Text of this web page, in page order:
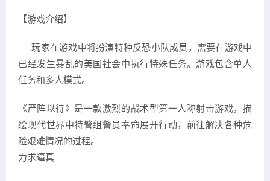
【游戏介绍】
玩家在游戏中将扮演特种反恐小队成员，需要在游戏中
已经发生暴乱的美国社会中执行特殊任务。游戏包含单人
任务和多人模式。
《严阵以待》是一款激烈的战术型第一人称射击游戏，描
绘现代世界中特警组警员奉命展开行动，前往解决各种危
险艰难情况的过程。
力求逼真